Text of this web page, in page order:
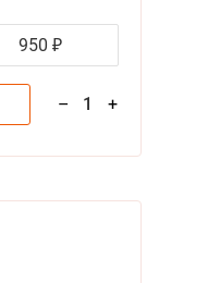
950 ₽
– 1 +